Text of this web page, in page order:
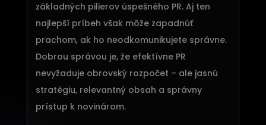
základných pilierov úspešného PR. Aj ten
najlepší príbeh však môže zapadnúť
prachom, ak ho neodkomunikujete správne.
Dobrou správou je, že efektívne PR
nevyžaduje obrovský rozpočet – ale jasnú
stratégiu, relevantný obsah a správny
prístup k novinárom.